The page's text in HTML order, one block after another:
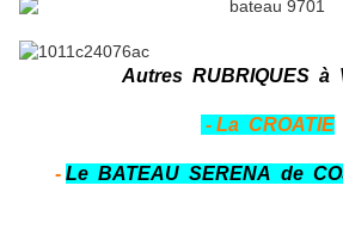
Autres RUBRIQUES à
- La CROATIE
- Le BATEAU SERENA de